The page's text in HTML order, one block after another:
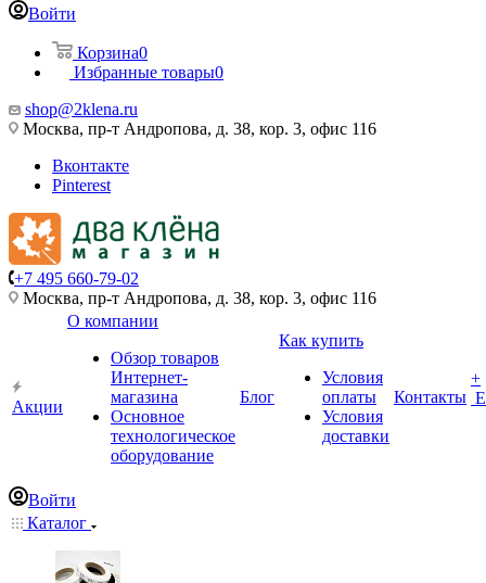
Войти
Корзина0
Избранные товары0
shop@2klena.ru
Москва, пр-т Андропова, д. 38, кор. 3, офис 116
Вконтакте
Pinterest
+7 495 660-79-02
Москва, пр-т Андропова, д. 38, кор. 3, офис 116
Акции
О компании
Обзор товаров
Интернет-
магазина
Основное
технологическое
оборудование
Блог
Как купить
Условия
оплаты
Условия
доставки
Контакты
+
Войти
Каталог